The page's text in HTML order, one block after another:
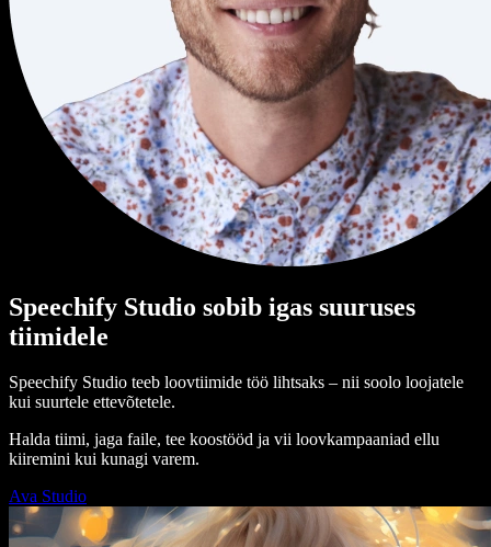
Speechify Studio sobib igas suuruses
tiimidele
Speechify Studio teeb loovtiimide töö lihtsaks – nii soolo loojatele
kui suurtele ettevõtetele.
Halda tiimi, jaga faile, tee koostööd ja vii loovkampaaniad ellu
kiiremini kui kunagi varem.
Ava Studio